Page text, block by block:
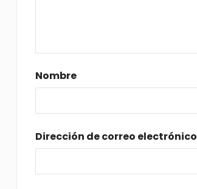
Nombre
Dirección de correo electrónico